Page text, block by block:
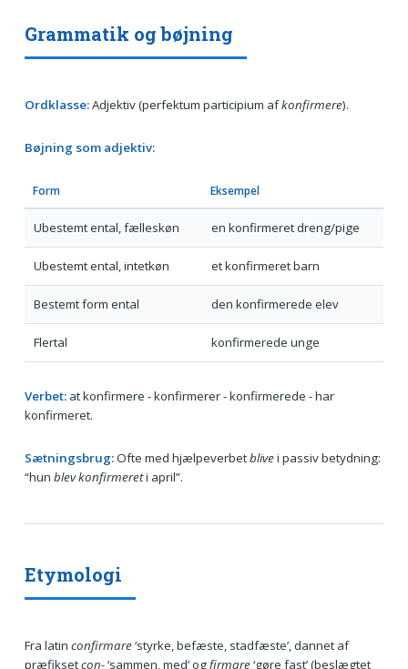
Grammatik og bøjning
Ordklasse:Adjektiv (perfektum participium afkonfirmere).
Bøjning som adjektiv:
Form Eksempel
Ubestemt ental, fælleskøn en konfirmeret dreng/pige
Ubestemt ental, intetkøn et konfirmeret barn
Bestemt form ental den konfirmerede elev
Flertal konfirmerede unge
Verbet:at konfirmere - konfirmerer - konfirmerede - har
konfirmeret.
Sætningsbrug:Ofte med hjælpeverbetblivei passiv betydning:
“hun blev konfirmereti april”.
Etymologi
Fra latin confirmare‘styrke, befæste, stadfæste’, dannet af
præfiksetcon-‘sammen, med’ ogfirmare‘gøre fast’ (beslægtet